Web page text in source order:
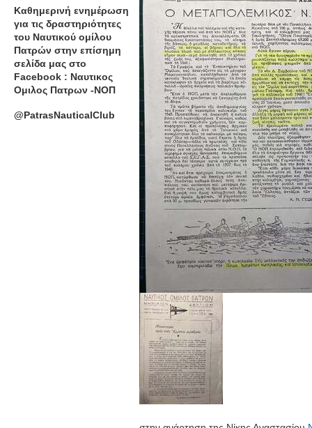
Καθημερινή ενημέρωση
για τις δραστηριότητες
του Ναυτικού ομίλου
Πατρών στην επίσημη
σελίδα μας στο
Facebook : Ναυτικος
Ομιλος Πατρων -ΝΟΠ
@PatrasNauticalClub